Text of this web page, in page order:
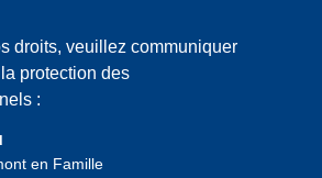
droits, veuillez communiquer
protection des
:
en Famille